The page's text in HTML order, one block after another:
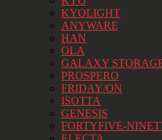
KYOLIGHT
ANYWARE
HAN
OLA
GALAXY
PROSPERO
FRIDAY/ON
ISOTTA
GENESIS
FORTYFIVE-